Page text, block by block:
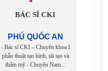
BÁC SĨ CKI
PHÚ QUỐC AN
- Bác sĩ CKI – Chuyên khoa I
phẫu thuật tạo hình, tái tạo và
thẩm mỹ - Chuyên Nam...